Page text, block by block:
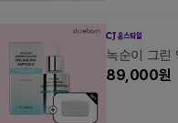
녹순이 그린
89,000원